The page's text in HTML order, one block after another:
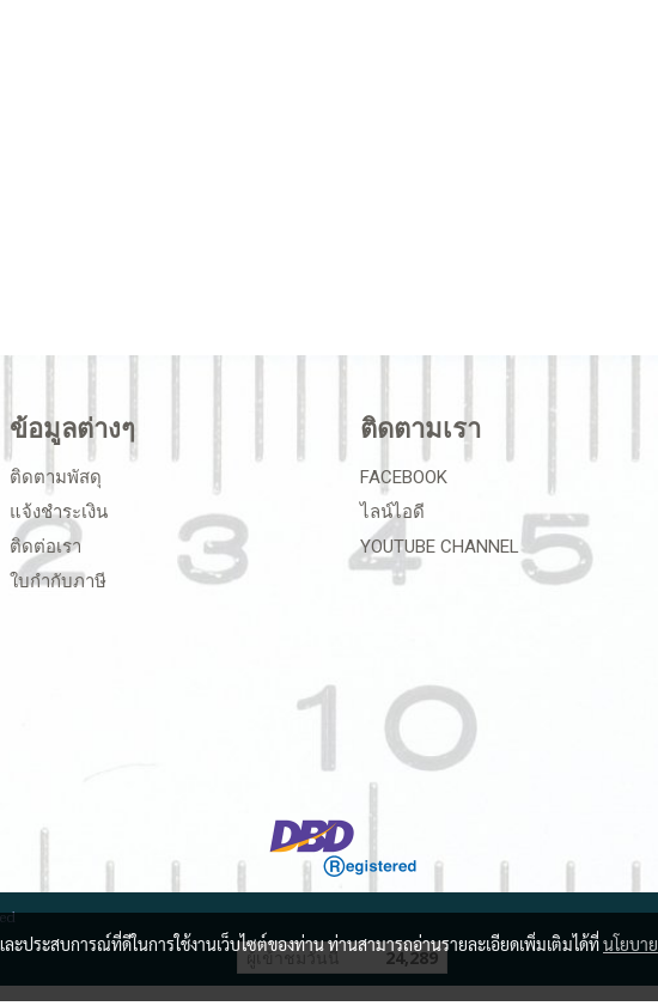
ข้อมูลต่างๆ
ติดตามพัสดุ
แจ้งชำระเงิน
ติดต่อเรา
ใบกำกับภาษี
ติดตามเรา
FACEBOOK
ไลน์ไอดี
YOUTUBE CHANNEL
ผู้เข้าชมวันนี้ 24,289
ะประสบการณ์ที่ดีในการใช้งานเว็บไซต์ของท่าน ท่านสามารถอ่านรายละเอียดเพิ่มเติมได้ที่นโยบาย